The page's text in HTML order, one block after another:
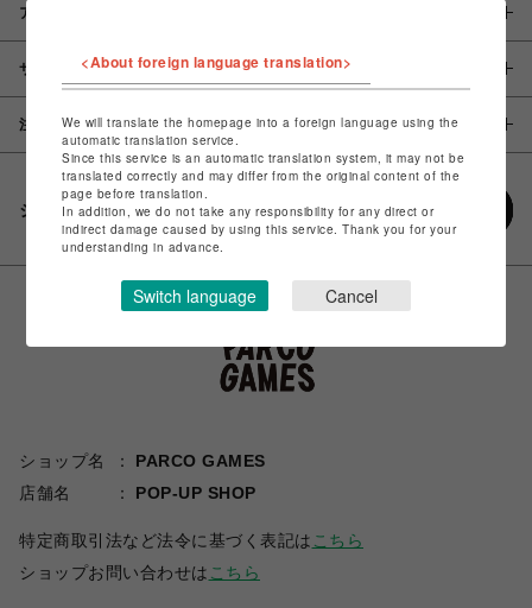
アイテム説明 / 素材
サイズ
注意事項
シェアする
ショップ名
PARCO GAMES
店舗名
POP-UP SHOP
特定商取引法など法令に基づく表記は こちら
ショップお問い合わせは こちら
<About foreign language translation>
We will translate the homepage into a foreign language using the
automatic translation service.
Since this service is an automatic translation system, it may not be
translated correctly and may differ from the original content of the
page before translation.
In addition, we do not take any responsibility for any direct or
indirect damage caused by using this service. Thank you for your
understanding in advance.
Switch language Cancel